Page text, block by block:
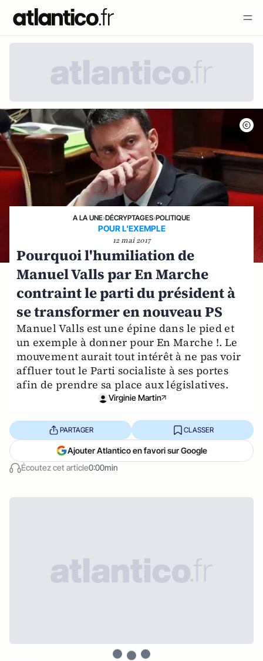
A LA UNE›DÉCRYPTAGES›POLITIQUE
POUR L'EXEMPLE
12 mai 2017
Pourquoi l'humiliation de
Manuel Valls par En Marche
contraint le parti du président à
se transformer en nouveau PS
Manuel Valls est une épine dans le pied et
un exemple à donner pour En Marche !. Le
mouvement aurait tout intérêt à ne pas voir
affluer tout le Parti socialiste à ses portes
afin de prendre sa place aux législatives.
Virginie Martin
Écoutez cet article0:00min
PARTAGER CLASSER
Ajouter Atlantico en favori sur Google